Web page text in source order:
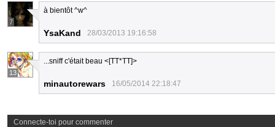
7
à bientôt ^w^
YsaKand 28/03/2013 19:16:58
13
...sniff c'était beau <[TT*TT]>
minautorewars 16/05/2014 22:18:47
Connecte-toi pour commenter